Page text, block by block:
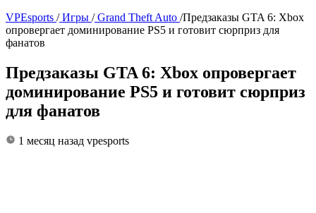
VPEsports / Игры / Grand Theft Auto /Предзаказы GTA 6: Xbox
опровергает доминирование PS5 и готовит сюрприз для
фанатов
Предзаказы GTA 6: Xbox опровергает
доминирование PS5 и готовит сюрприз
для фанатов
1 месяц назад vpesports